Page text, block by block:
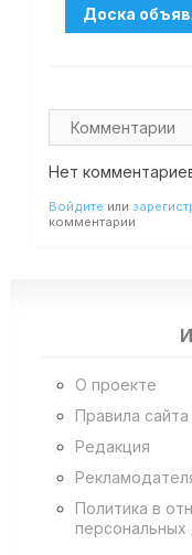
Нет
Войдите или
комментарии
О проекте
Правила сайта
Редакция
Политика в
персональных